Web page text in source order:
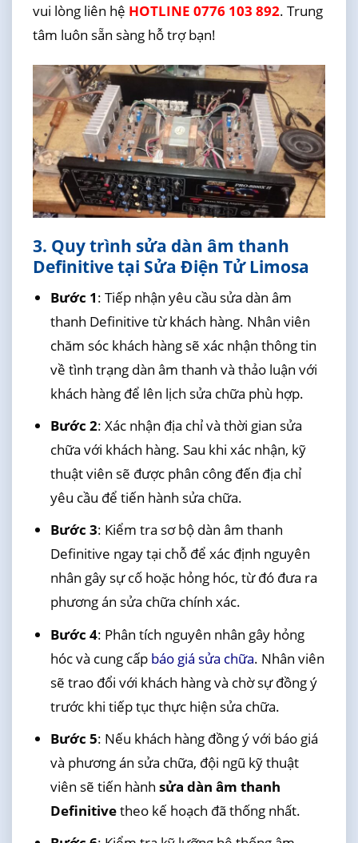
vui lòng liên hệ HOTLINE 0776 103 892. Trung
tâm luôn sẵn sàng hỗ trợ bạn!
3. Quy trình sửa dàn âm thanh
Definitive tại Sửa Điện Tử Limosa
Bước 1: Tiếp nhận yêu cầu sửa dàn âm
thanh Definitive từ khách hàng. Nhân viên
chăm sóc khách hàng sẽ xác nhận thông tin
về tình trạng dàn âm thanh và thảo luận với
khách hàng để lên lịch sửa chữa phù hợp.
Bước 2: Xác nhận địa chỉ và thời gian sửa
chữa với khách hàng. Sau khi xác nhận, kỹ
thuật viên sẽ được phân công đến địa chỉ
yêu cầu để tiến hành sửa chữa.
Bước 3: Kiểm tra sơ bộ dàn âm thanh
Definitive ngay tại chỗ để xác định nguyên
nhân gây sự cố hoặc hỏng hóc, từ đó đưa ra
phương án sửa chữa chính xác.
Bước 4: Phân tích nguyên nhân gây hỏng
hóc và cung cấp báo giá sửa chữa. Nhân viên
sẽ trao đổi với khách hàng và chờ sự đồng ý
trước khi tiếp tục thực hiện sửa chữa.
Bước 5: Nếu khách hàng đồng ý với báo giá
và phương án sửa chữa, đội ngũ kỹ thuật
viên sẽ tiến hành sửa dàn âm thanh
Definitivetheo kế hoạch đã thống nhất.